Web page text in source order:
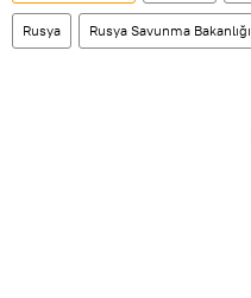
Rusya Rusya Savunma Bakanlığı